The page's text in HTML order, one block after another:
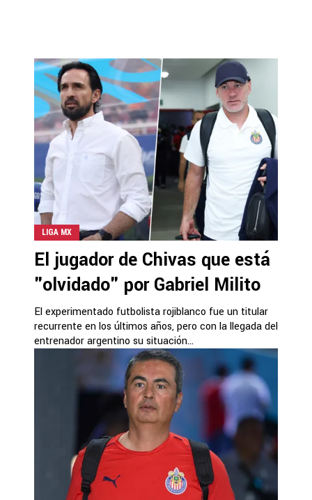
LIGA MX
El jugador de Chivas que está
"olvidado" por Gabriel Milito
El experimentado futbolista rojiblanco fue un titular
recurrente en los últimos años, pero con la llegada del
entrenador argentino su situación...